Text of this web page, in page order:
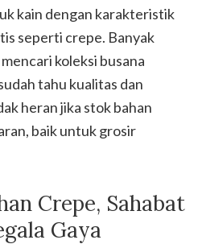
kain dengan karakteristik
seperti crepe. Banyak
koleksi busana
tahu kualitas dan
heran jika stok bahan
baik untuk grosir
Crepe, Sahabat
Gaya